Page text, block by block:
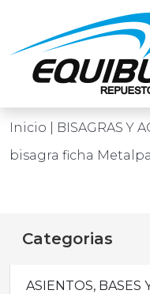
Inicio
| BISAGRAS Y
bisagra ficha
Categorias
ASIENTOS, BASES